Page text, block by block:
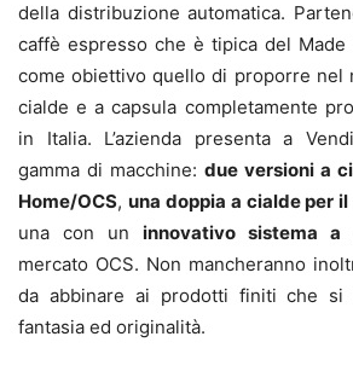
della distribuzione automatica.
caffè espresso che è tipica del Made
come obiettivo quello di proporre nel
cialde e a capsula completamente
in Italia. L’azienda presenta a
gamma di macchine: due versioni a
Home/OCS, una doppia a cialde per
una con un innovativo sistema a
mercato OCS. Non mancheranno
da abbinare ai prodotti finiti che si
fantasia ed originalità.